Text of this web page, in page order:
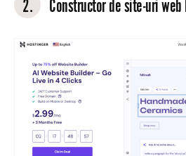
2. Constructor de site-uri